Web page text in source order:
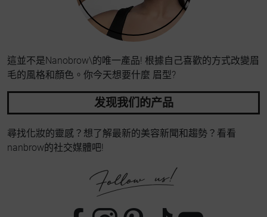
這並不是Nanobrow\的唯一產品! 根據自己喜歡的方式改變眉
毛的風格和顏色。你今天想要什麼 眉型?
发现我们的产品
尋找化妝的靈感？想了解最新的美容新聞和趨勢？看看
nanbrow的社交媒體吧!